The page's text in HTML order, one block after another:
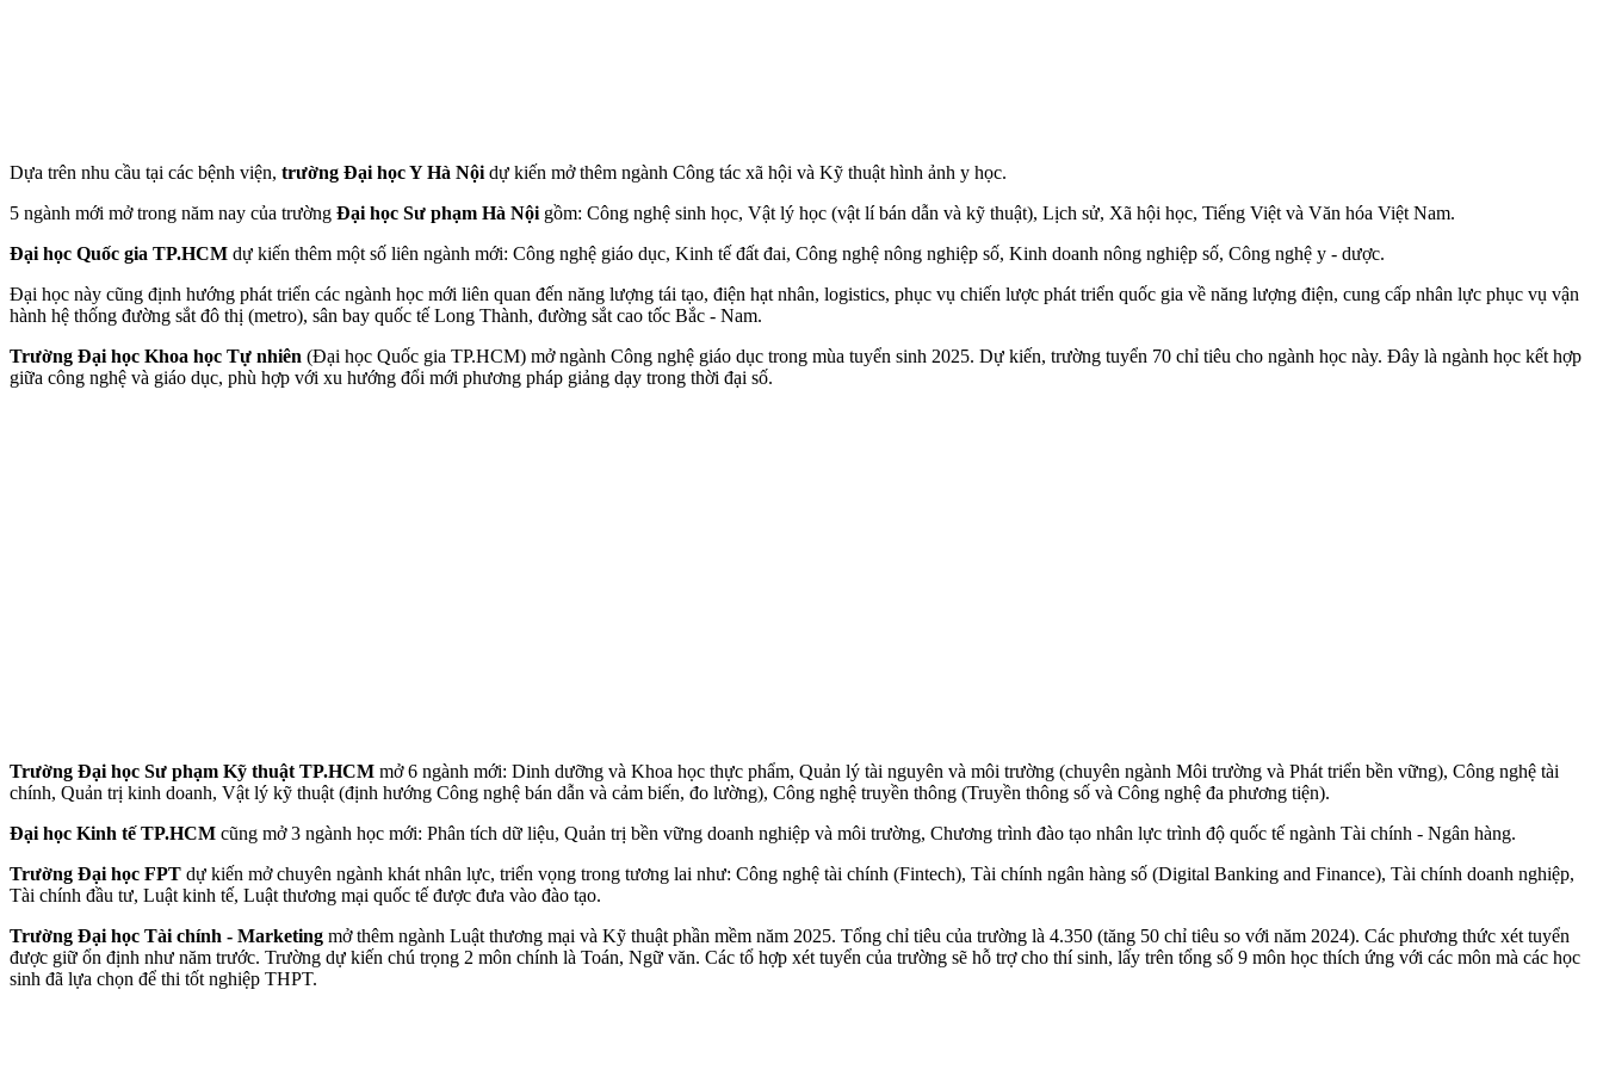
Dựa trên nhu cầu tại các bệnh viện, trường Đại học Y Hà Nội dự kiến mở thêm ngành Công tác xã hội và Kỹ thuật hình ảnh y học.
5 ngành mới mở trong năm nay của trường Đại học Sư phạm Hà Nội gồm: Công nghệ sinh học, Vật lý học (vật lí bán dẫn và kỹ thuật), Lịch sử, Xã hội học, Tiếng Việt và Văn hóa Việt Nam.
Đại học Quốc gia TP.HCM dự kiến thêm một số liên ngành mới: Công nghệ giáo dục, Kinh tế đất đai, Công nghệ nông nghiệp số, Kinh doanh nông nghiệp số, Công nghệ y - dược.
Đại học này cũng định hướng phát triển các ngành học mới liên quan đến năng lượng tái tạo, điện hạt nhân, logistics, phục vụ chiến lược phát triển quốc gia về năng lượng điện, cung cấp nhân lực phục vụ vận
hành hệ thống đường sắt đô thị (metro), sân bay quốc tế Long Thành, đường sắt cao tốc Bắc - Nam.
Trường Đại học Khoa học Tự nhiên (Đại học Quốc gia TP.HCM) mở ngành Công nghệ giáo dục trong mùa tuyển sinh 2025. Dự kiến, trường tuyển 70 chỉ tiêu cho ngành học này. Đây là ngành học kết hợp
giữa công nghệ và giáo dục, phù hợp với xu hướng đổi mới phương pháp giảng dạy trong thời đại số.
Trường Đại học Sư phạm Kỹ thuật TP.HCM mở 6 ngành mới: Dinh dưỡng và Khoa học thực phẩm, Quản lý tài nguyên và môi trường (chuyên ngành Môi trường và Phát triển bền vững), Công nghệ tài
chính, Quản trị kinh doanh, Vật lý kỹ thuật (định hướng Công nghệ bán dẫn và cảm biến, đo lường), Công nghệ truyền thông (Truyền thông số và Công nghệ đa phương tiện).
Đại học Kinh tế TP.HCM cũng mở 3 ngành học mới: Phân tích dữ liệu, Quản trị bền vững doanh nghiệp và môi trường, Chương trình đào tạo nhân lực trình độ quốc tế ngành Tài chính - Ngân hàng.
Trường Đại học FPT dự kiến mở chuyên ngành khát nhân lực, triển vọng trong tương lai như: Công nghệ tài chính (Fintech), Tài chính ngân hàng số (Digital Banking and Finance), Tài chính doanh nghiệp,
Tài chính đầu tư, Luật kinh tế, Luật thương mại quốc tế được đưa vào đào tạo.
Trường Đại học Tài chính - Marketing mở thêm ngành Luật thương mại và Kỹ thuật phần mềm năm 2025. Tổng chỉ tiêu của trường là 4.350 (tăng 50 chỉ tiêu so với năm 2024). Các phương thức xét tuyển
được giữ ổn định như năm trước. Trường dự kiến chú trọng 2 môn chính là Toán, Ngữ văn. Các tổ hợp xét tuyển của trường sẽ hỗ trợ cho thí sinh, lấy trên tổng số 9 môn học thích ứng với các môn mà các học
sinh đã lựa chọn để thi tốt nghiệp THPT.